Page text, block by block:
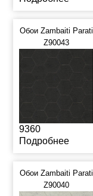
Обои Zambaiti Parati
Z90043
9360
Подробнее
Обои Zambaiti Parati
Z90040